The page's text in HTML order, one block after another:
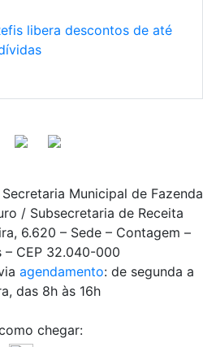
libera descontos de até
Municipal de Fazenda
/ Subsecretaria de Receita
6.620 – Sede – Contagem –
– CEP 32.040-000
agendamento: de segunda a
das 8h às 16h
chegar: